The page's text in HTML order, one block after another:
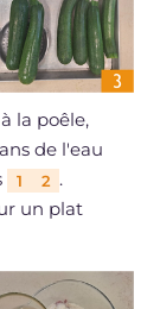
la poêle,
de l'eau
1 2 .
un plat